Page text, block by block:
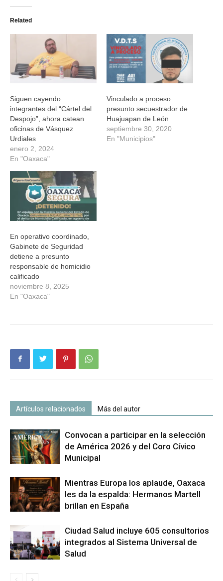
Twitter
abre
una
ventana
nueva)
una
ventana
nueva)
una una
ventana
nueva)
Related
Siguen cayendo
integrantes del “Cártel del
Despojo”, ahora catean
oficinas de Vásquez
Urdiales
enero 2, 2024
En "Oaxaca"
Vinculado a proceso
presunto secuestrador de
Huajuapan de León
septiembre 30, 2020
En "Municipios"
En operativo coordinado,
Gabinete de Seguridad
detiene a presunto
responsable de homicidio
calificado
noviembre 8, 2025
En "Oaxaca"
Artículos relacionados Más del autor
Convocan a participar en la selección
de América 2026 y del Coro Cívico
Municipal
Mientras Europa los aplaude, Oaxaca
les da la espalda: Hermanos Martell
brillan en España
Ciudad Salud incluye 605 consultorios
integrados al Sistema Universal de
Salud